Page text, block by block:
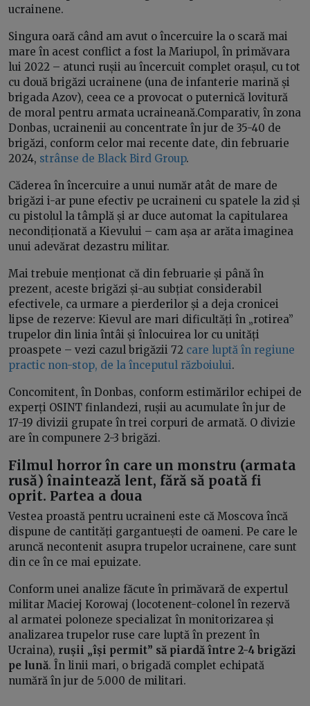
ucrainene.
Singura oară când am avut o încercuire la o scară mai
mare în acest conflict a fost la Mariupol, în primăvara
lui 2022 – atunci rușii au încercuit complet orașul, cu tot
cu două brigăzi ucrainene (una de infanterie marină și
brigada Azov), ceea ce a provocat o puternică lovitură
de moral pentru armata ucraineană.Comparativ, în zona
Donbas, ucrainenii au concentrate în jur de 35-40 de
brigăzi, conform celor mai recente date, din februarie
2024, strânse de Black Bird Group.
Căderea în încercuire a unui număr atât de mare de
brigăzi i-ar pune efectiv pe ucraineni cu spatele la zid și
cu pistolul la tâmplă și ar duce automat la capitularea
necondiționată a Kievului – cam așa ar arăta imaginea
unui adevărat dezastru militar.
Mai trebuie menționat că din februarie și până în
prezent, aceste brigăzi și-au subțiat considerabil
efectivele, ca urmare a pierderilor și a deja cronicei
lipse de rezerve: Kievul are mari dificultăți în „rotirea”
trupelor din linia întâi și înlocuirea lor cu unități
proaspete – vezi cazul brigăzii 72 care luptă în regiune
practic non-stop, de la începutul războiului.
Concomitent, în Donbas, conform estimărilor echipei de
experți OSINT finlandezi, rușii au acumulate în jur de
17-19 divizii grupate în trei corpuri de armată. O divizie
are în compunere 2-3 brigăzi.
Filmul horror în care un monstru (armata
rusă) înaintează lent, fără să poată fi
oprit. Partea a doua
Vestea proastă pentru ucraineni este că Moscova încă
dispune de cantități gargantuești de oameni. Pe care le
aruncă necontenit asupra trupelor ucrainene, care sunt
din ce în ce mai epuizate.
Conform unei analize făcute în primăvară de expertul
militar Maciej Korowaj (locotenent-colonel în rezervă
al armatei poloneze specializat în monitorizarea și
analizarea trupelor ruse care luptă în prezent în
Ucraina), rușii „își permit” să piardă între 2-4 brigăzi
pe lună. În linii mari, o brigadă complet echipată
numără în jur de 5.000 de militari.